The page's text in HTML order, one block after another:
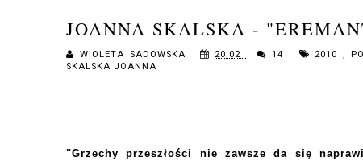
JOANNA SKALSKA -
WIOLETA SADOWSKA 20:02 14 2010,
SKALSKA JOANNA
"Grzechy przeszłości nie zawsze da się